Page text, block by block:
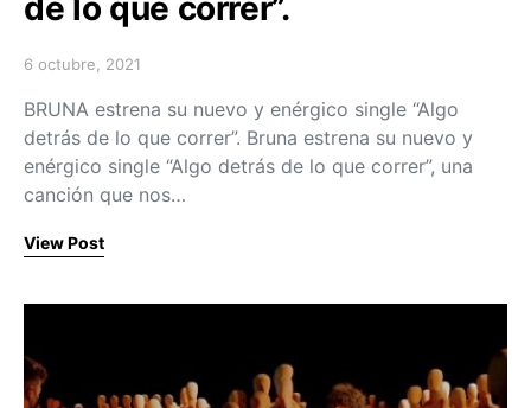
Posted on
6 octubre, 2021
BRUNA estrena su nuevo y enérgico single “Algo
detrás de lo que correr”. Bruna estrena su nuevo y
enérgico single “Algo detrás de lo que correr”, una
canción que nos…
View Post